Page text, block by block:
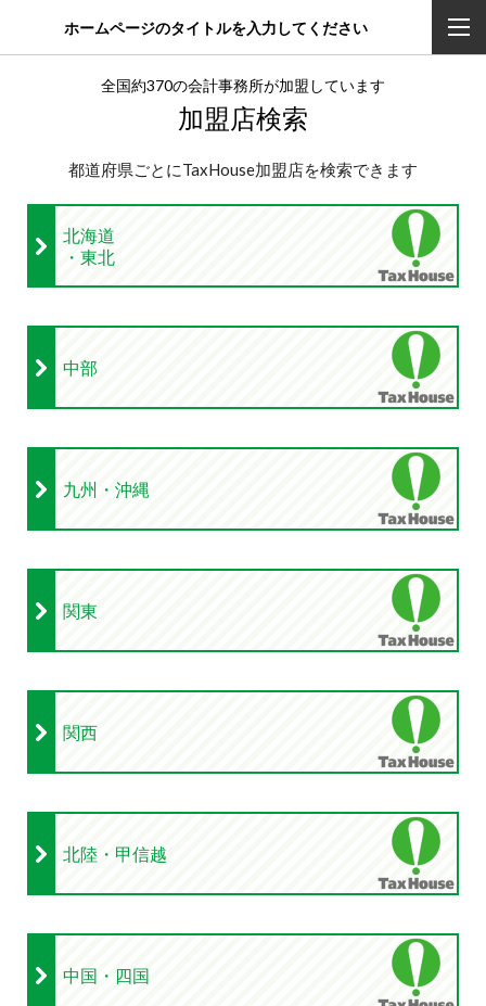
ホームページのタイトルを入力してください
全国約370の会計事務所が加盟しています
加盟店検索
都道府県ごとにTaxHouse加盟店を検索できます
北海道
・東北
中部
九州・沖縄
関東
関西
北陸・甲信越
中国・四国